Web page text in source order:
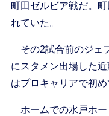
町田ゼルビア戦だ。
れていた。
その2試合前のジェ
にスタメン出場した
はプロキャリアで初
ホームでの水戸ホー